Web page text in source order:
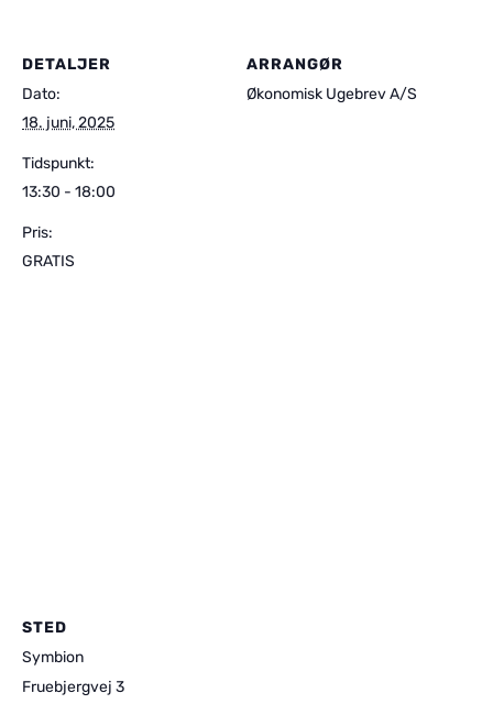
DETALJER
Dato:
18. juni, 2025
Tidspunkt:
13:30 - 18:00
Pris:
GRATIS
ARRANGØR
Økonomisk Ugebrev A/S
STED
Symbion
Fruebjergvej 3